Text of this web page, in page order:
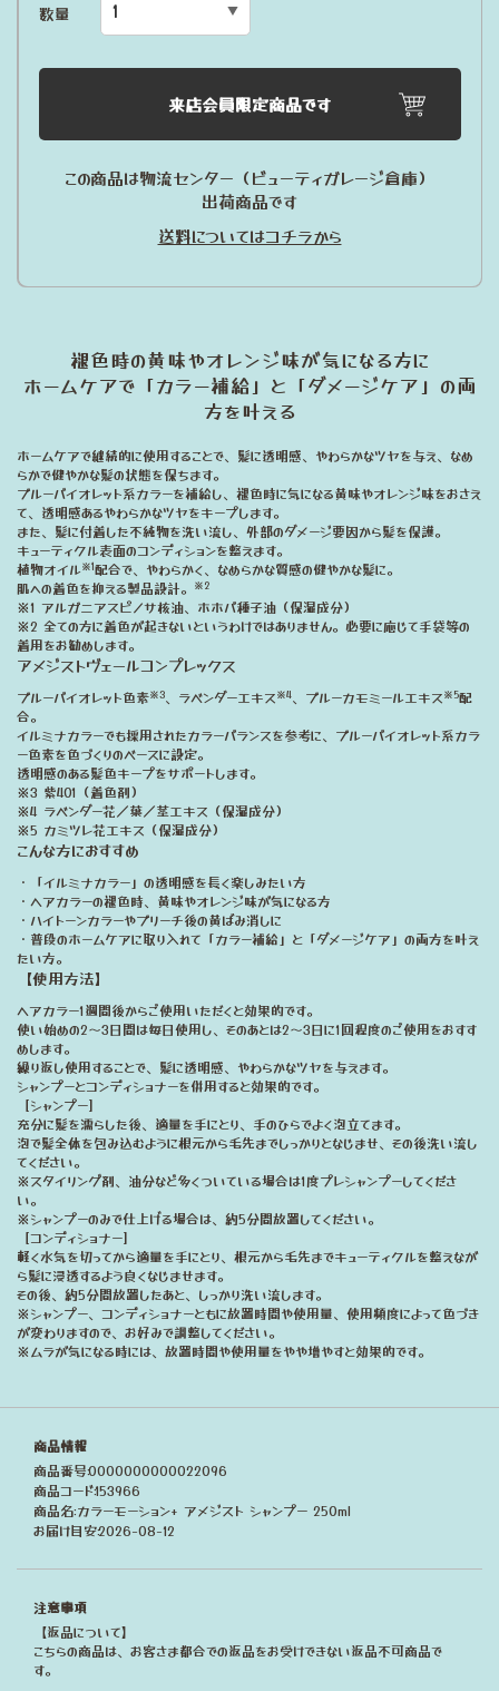
数量
来店会員限定商品です
この商品は物流センター（ビューティガレージ倉庫）
出荷商品です
送料についてはコチラから
褪色時の黄味やオレンジ味が気になる方に
ホームケアで「カラー補給」と「ダメージケア」の両
方を叶える
ホームケアで継続的に使用することで、髪に透明感、やわらかなツヤを与え、なめ
らかで健やかな髪の状態を保ちます。
ブルーバイオレット系カラーを補給し、褪色時に気になる黄味やオレンジ味をおさえ
て、透明感あるやわらかなツヤをキープします。
また、髪に付着した不純物を洗い流し、外部のダメージ要因から髪を保護。
キューティクル表面のコンディションを整えます。
植物オイル※1配合で、やわらかく、なめらかな質感の健やかな髪に。
肌への着色を抑える製品設計。
※2
※1 アルガニアスピノサ核油、ホホバ種子油（保湿成分）
※2 全ての方に着色が起きないというわけではありません。必要に応じて手袋等の
着用をお勧めします。
アメジストヴェールコンプレックス
ブルーバイオレット色素※3、ラベンダーエキス※4、ブルーカモミールエキス※5配
合。
イルミナカラーでも採用されたカラーバランスを参考に、ブルーバイオレット系カラ
ー色素を色づくりのベースに設定。
透明感のある髪色キープをサポートします。
※3 紫401（着色剤）
※4 ラベンダー花／葉／茎エキス（保湿成分）
※5 カミツレ花エキス（保湿成分）
こんな方におすすめ
・「イルミナカラー」の透明感を長く楽しみたい方
・ヘアカラーの褪色時、黄味やオレンジ味が気になる方
・ハイトーンカラーやブリーチ後の黄ばみ消しに
・普段のホームケアに取り入れて「カラー補給」と「ダメージケア」の両方を叶え
たい方。
【使用方法】
ヘアカラー1週間後からご使用いただくと効果的です。
使い始めの2～3日間は毎日使用し、そのあとは2～3日に1回程度のご使用をおすす
めします。
繰り返し使用することで、髪に透明感、やわらかなツヤを与えます。
シャンプーとコンディショナーを併用すると効果的です。
［シャンプー］
充分に髪を濡らした後、適量を手にとり、手のひらでよく泡立てます。
泡で髪全体を包み込むように根元から毛先までしっかりとなじませ、その後洗い流し
てください。
※スタイリング剤、油分など多くついている場合は1度プレシャンプーしてくださ
い。
※シャンプーのみで仕上げる場合は、約5分間放置してください。
［コンディショナー］
軽く水気を切ってから適量を手にとり、根元から毛先までキューティクルを整えなが
ら髪に浸透するよう良くなじませます。
その後、約5分間放置したあと、しっかり洗い流します。
※シャンプー、コンディショナーともに放置時間や使用量、使用頻度によって色づき
が変わりますので、お好みで調整してください。
※ムラが気になる時には、放置時間や使用量をやや増やすと効果的です。
商品情報
商品番号:0000000000022096
商品コード:153966
商品名:カラーモーション+ アメジスト シャンプー 250ml
お届け目安:2026-08-12
注意事項
【返品について】
こちらの商品は、お客さま都合での返品をお受けできない返品不可商品で
す。